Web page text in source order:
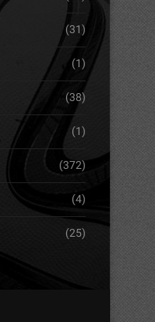
(31)
(1)
(38)
(1)
(372)
(4)
(25)